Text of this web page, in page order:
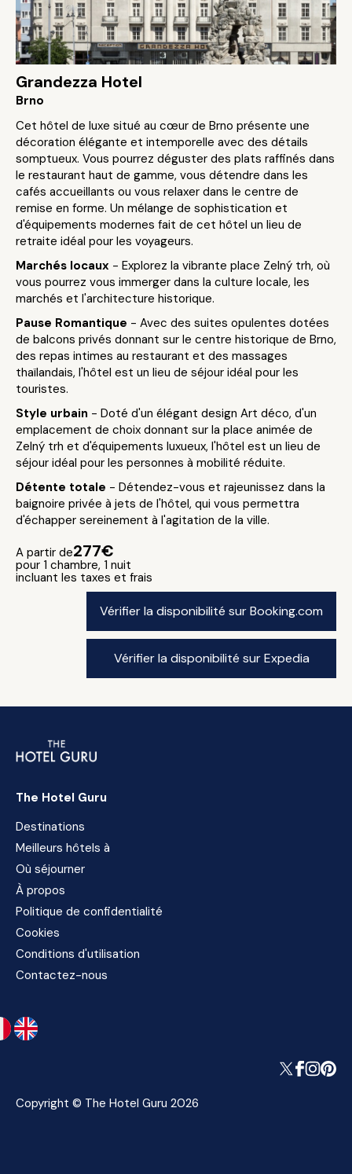
Grandezza Hotel
Brno
Cet hôtel de luxe situé au cœur de Brno présente une
décoration élégante et intemporelle avec des détails
somptueux. Vous pourrez déguster des plats raffinés dans
le restaurant haut de gamme, vous détendre dans les
cafés accueillants ou vous relaxer dans le centre de
remise en forme. Un mélange de sophistication et
d'équipements modernes fait de cet hôtel un lieu de
retraite idéal pour les voyageurs.
Marchés locaux - Explorez la vibrante place Zelný trh, où
vous pourrez vous immerger dans la culture locale, les
marchés et l'architecture historique.
Pause Romantique - Avec des suites opulentes dotées
de balcons privés donnant sur le centre historique de Brno,
des repas intimes au restaurant et des massages
thaïlandais, l'hôtel est un lieu de séjour idéal pour les
touristes.
Style urbain - Doté d'un élégant design Art déco, d'un
emplacement de choix donnant sur la place animée de
Zelný trh et d'équipements luxueux, l'hôtel est un lieu de
séjour idéal pour les personnes à mobilité réduite.
Détente totale - Détendez-vous et rajeunissez dans la
baignoire privée à jets de l'hôtel, qui vous permettra
d'échapper sereinement à l'agitation de la ville.
A partir de277€
pour 1 chambre, 1 nuit
incluant les taxes et frais
Vérifier la disponibilité sur Booking.com
Vérifier la disponibilité sur Expedia
The Hotel Guru
Destinations
Meilleurs hôtels à
Où séjourner
À propos
Politique de confidentialité
Cookies
Conditions d'utilisation
Contactez-nous
Copyright © The Hotel Guru 2026